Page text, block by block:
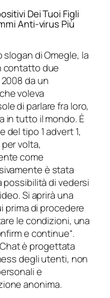
Dei Tuoi Figli
Anti-virus Più
di Omegle, la
contatto due
da un
voleva
di parlare fra loro,
in tutto il mondo. È
tipo 1 advert 1,
volta,
come
è stata
di vedersi
Si aprirà una
prima di procedere
le condizioni, una
e continue“.
è progettata
degli utenti, non
e
anonima.